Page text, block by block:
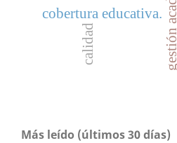
cobertura educativa.
calidad
Más leído (últimos 30 días)